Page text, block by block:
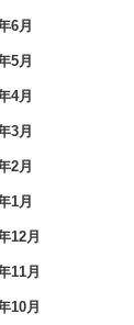
6月
5月
4月
3月
2月
1月
12月
11月
10月